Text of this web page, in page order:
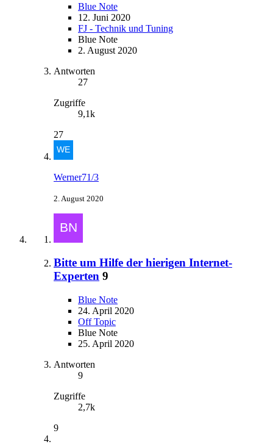
Blue Note
12. Juni 2020
FJ - Technik und Tuning
Blue Note
2. August 2020
Antworten
27
Zugriffe
9,1k
27
Werner71/3
2. August 2020
Bitte um Hilfe der hierigen Internet-
Experten 9
Blue Note
24. April 2020
Off Topic
Blue Note
25. April 2020
Antworten
9
Zugriffe
2,7k
9